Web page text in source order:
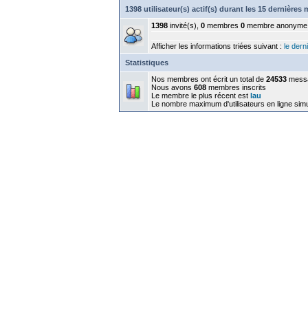
1398 utilisateur(s) actif(s) durant les 15 dernières
1398 invité(s), 0 membres 0 membre anonyme
Afficher les informations triées suivant : le
Statistiques
Nos membres ont écrit un total de 24533
Nous avons 608 membres inscrits
Le membre le plus récent est lau
Le nombre maximum d'utilisateurs en ligne